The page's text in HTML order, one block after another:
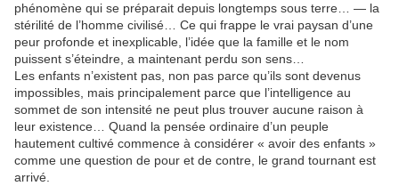
phénomène qui se préparait depuis longtemps sous terre… — la
stérilité de l’homme civilisé… Ce qui frappe le vrai paysan d’une
peur profonde et inexplicable, l’idée que la famille et le nom
puissent s’éteindre, a maintenant perdu son sens…
Les enfants n’existent pas, non pas parce qu’ils sont devenus
impossibles, mais principalement parce que l’intelligence au
sommet de son intensité ne peut plus trouver aucune raison à
leur existence… Quand la pensée ordinaire d’un peuple
hautement cultivé commence à considérer « avoir des enfants »
comme une question de pour et de contre, le grand tournant est
arrivé.